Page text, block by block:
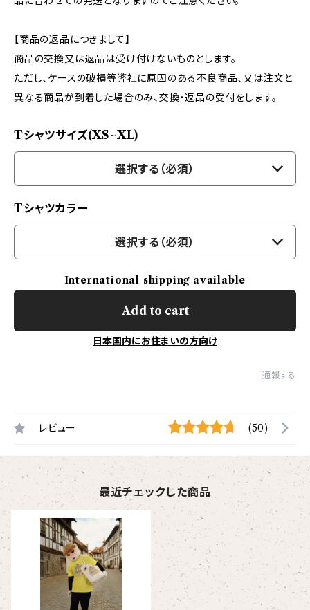
【商品の返品につきまして】
商品の交換又は返品は受け付けないものとします。
ただし、ケースの破損等弊社に原因のある不良商品、又は注文と
異なる商品が到着した場合のみ、交換・返品の受付をします。
Tシャツサイズ(XS~XL)
選択する（必須）
Tシャツカラー
選択する（必須）
International shipping available
Add to cart
日本国内にお住まいの方向け
通報する
レビュー (50)
最近チェックした商品